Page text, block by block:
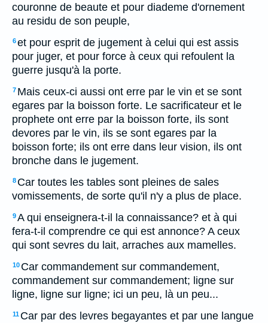
couronne de beaute et pour diademe d'ornement
au residu de son peuple,
6et pour esprit de jugement à celui qui est assis
pour juger, et pour force à ceux qui refoulent la
guerre jusqu'à la porte.
7 Mais ceux-ci aussi ont erre par le vin et se sont
egares par la boisson forte. Le sacrificateur et le
prophete ont erre par la boisson forte, ils sont
devores par le vin, ils se sont egares par la
boisson forte; ils ont erre dans leur vision, ils ont
bronche dans le jugement.
8 Car toutes les tables sont pleines de sales
vomissements, de sorte qu'il n'y a plus de place.
9A qui enseignera-t-il la connaissance? et à qui
fera-t-il comprendre ce qui est annonce? A ceux
qui sont sevres du lait, arraches aux mamelles.
10 Car commandement sur commandement,
commandement sur commandement; ligne sur
ligne, ligne sur ligne; ici un peu, là un peu...
11 Car par des levres begayantes et par une langue